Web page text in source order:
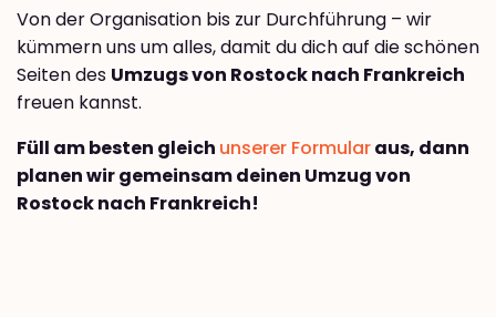
Von der Organisation bis zur Durchführung – wir
kümmern uns um alles, damit du dich auf die schönen
Seiten des Umzugs von Rostock nach Frankreich
freuen kannst.
Füll am besten gleich unserer Formularaus, dann
planen wir gemeinsam deinen Umzug von
Rostock nach Frankreich!